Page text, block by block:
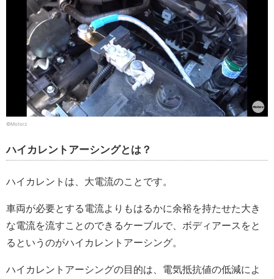
©Motorz
ハイカレントアーシングとは？
ハイカレントは、大電流のことです。
車両が必要とする電流よりもはるかに余裕を持たせた大き
な電流を流すことのできるケーブルで、ボディアースをと
るというのがハイカレントアーシング。
ハイカレントアーシングの目的は、電気抵抗値の低減によ